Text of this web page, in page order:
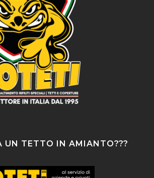
UN TETTO IN AMIANTO???